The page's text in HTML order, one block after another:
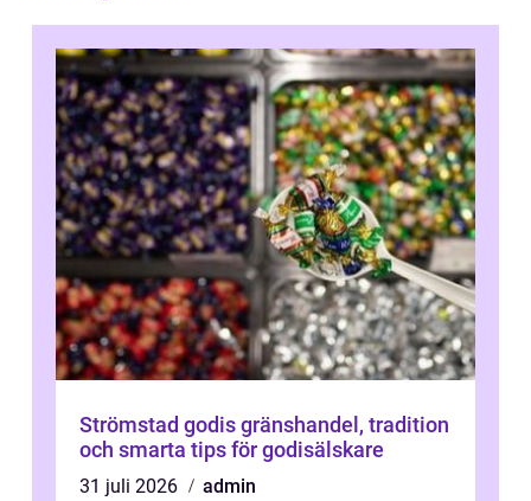
Strömstad godis gränshandel, tradition
och smarta tips för godisälskare
31 juli 2026
admin